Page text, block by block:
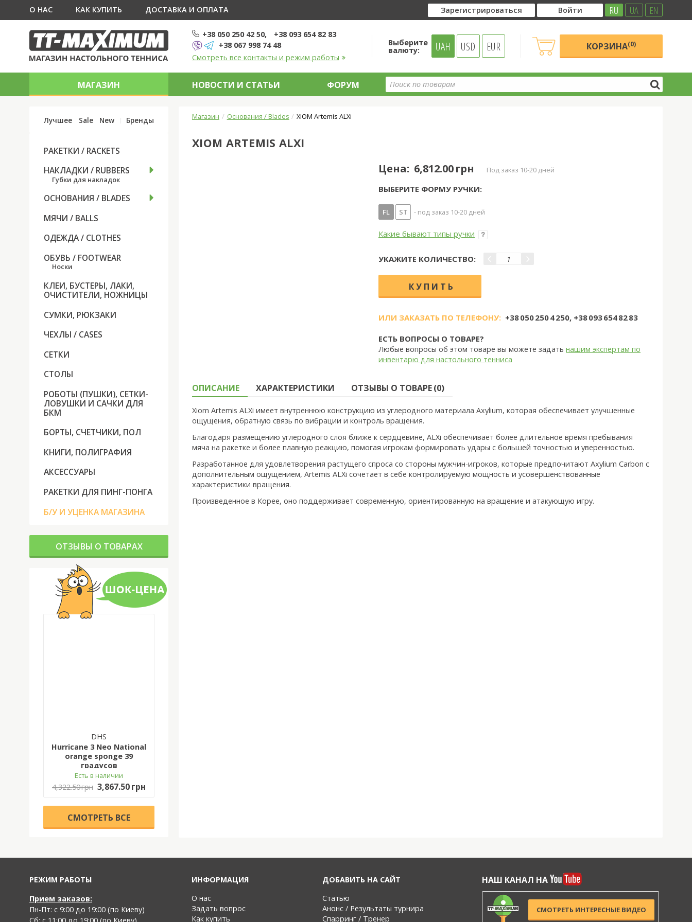
О НАС КАК КУПИТЬ ДОСТАВКА И ОПЛАТА Зарегистрироваться Войти RU UA EN
+38 050 250 42 50
+38 093 654 82 83
+38 067 998 74 48
Смотреть все контакты и режим работы
Выберите
валюту: UAH USD EUR КОРЗИНА(0)
МАГАЗИН НОВОСТИ И СТАТЬИ ФОРУМ
Лучшее Sale New Бренды
РАКЕТКИ / RACKETS
НАКЛАДКИ / RUBBERS
Губки для накладок
ОСНОВАНИЯ / BLADES
МЯЧИ / BALLS
ОДЕЖДА / CLOTHES
ОБУВЬ / FOOTWEAR
Носки
КЛЕИ, БУСТЕРЫ, ЛАКИ,
ОЧИСТИТЕЛИ, НОЖНИЦЫ
СУМКИ, РЮКЗАКИ
ЧЕХЛЫ / CASES
СЕТКИ
СТОЛЫ
РОБОТЫ (ПУШКИ), СЕТКИ-
ЛОВУШКИ И САЧКИ ДЛЯ
БКМ
БОРТЫ, СЧЕТЧИКИ, ПОЛ
КНИГИ, ПОЛИГРАФИЯ
АКСЕССУАРЫ
РАКЕТКИ ДЛЯ ПИНГ-ПОНГА
Б/У И УЦЕНКА МАГАЗИНА
ОТЗЫВЫ О ТОВАРАХ
DHS
Hurricane 3 Neo National
orange sponge 39
градусов
Есть в наличии
4,322.50 грн 3,867.50 грн
CМОТРЕТЬ ВСЕ
Магазин Основания / Blades XIOM Artemis ALXi
XIOM ARTEMIS ALXI
Цена: 6,812.00 грн под заказ 10-20 дней
ВЫБЕРИТЕ ФОРМУ РУЧКИ:
FL ST - под заказ 10-20 дней
Какие бывают типы ручки
УКАЖИТЕ КОЛИЧЕСТВО:
ИЛИ ЗАКАЗАТЬ ПО ТЕЛЕФОНУ: +38 050 250 4 250, +38 093 654 82 83
ЕСТЬ ВОПРОСЫ О ТОВАРЕ?
Любые вопросы об этом товаре вы можете задать нашим экспертам по
инвентарю для настольного тенниса
ОПИСАНИЕ ХАРАКТЕРИСТИКИ ОТЗЫВЫ О ТОВАРЕ (0)
Xiom Artemis ALXi имеет внутреннюю конструкцию из углеродного материала Axylium, которая обеспечивает улучшенные
ощущения, обратную связь по вибрации и контроль вращения.
Благодаря размещению углеродного слоя ближе к сердцевине, ALXi обеспечивает более длительное время пребывания
мяча на ракетке и более плавную реакцию, помогая игрокам формировать удары с большей точностью и уверенностью.
Разработанное для удовлетворения растущего спроса со стороны мужчин-игроков, которые предпочитают Axylium Carbon с
дополнительным ощущением, Artemis ALXi сочетает в себе контролируемую мощность и усовершенствованные
характеристики вращения.
Произведенное в Корее, оно поддерживает современную, ориентированную на вращение и атакующую игру.
РЕЖИМ РАБОТЫ
Прием заказов:
Пн-Пт: с 9:00 до 19:00 (по Киеву)
ИНФОРМАЦИЯ
О нас
Задать вопрос
Как купить
ДОБАВИТЬ НА САЙТ
Статью
Анонс / Результаты турнира
Спарринг / Тренер
НАШ КАНАЛ НА
СМОТРЕТЬ ИНТЕРЕСНЫЕ ВИДЕО